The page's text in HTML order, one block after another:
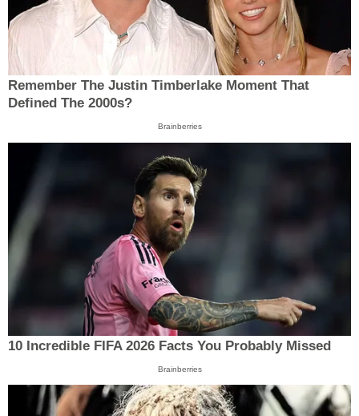
Remember The Justin Timberlake Moment That
Defined The 2000s?
Brainberries
10 Incredible FIFA 2026 Facts You Probably Missed
Brainberries